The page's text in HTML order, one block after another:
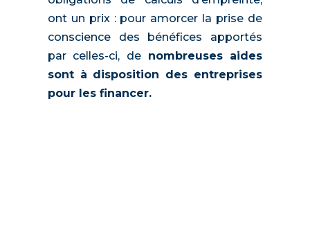
ont un prix : pour amorcer la prise de
conscience des bénéfices apportés
par celles-ci, de nombreuses aides
sont à disposition des entreprises
pour les financer.